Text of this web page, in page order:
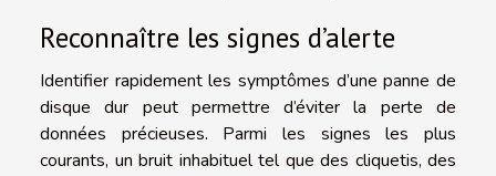
Reconnaître les signes d’alerte
Identifier rapidement les symptômes d’une panne de
disque dur peut permettre d’éviter la perte de
données précieuses. Parmi les signes les plus
courants, un bruit inhabituel tel que des cliquetis, des